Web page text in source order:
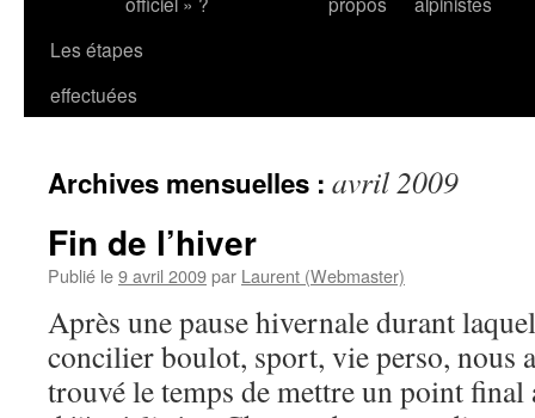
Les étapes
effectuées
Archives mensuelles : avril 2009
Fin de l’hiver
Publié le9 avril 2009par Laurent (Webmaster)
Après une pause hivernale durant
concilier boulot, sport, vie perso, nous
trouvé le temps de mettre un point final